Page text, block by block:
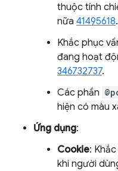
thuộc tính
nữa 41495618.
Khắc phục
đang hoạt
346732737.
Các phần
hiện có màu
Ứng dụng:
Cookie:
khi người